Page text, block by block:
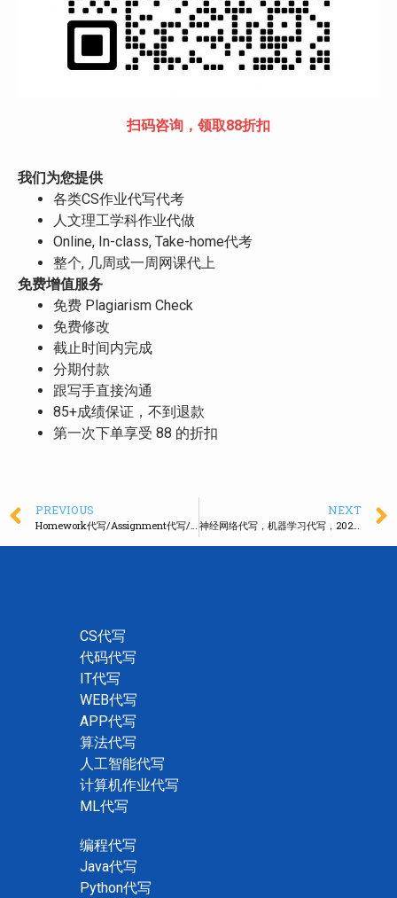
扫码咨询，领取88折扣
我们为您提供
各类CS作业代写代考
人文理工学科作业代做
Online, In-class, Take-home代考
整个, 几周或一周网课代上
免费增值服务
免费 Plagiarism Check
免费修改
截止时间内完成
分期付款
跟写手直接沟通
85+成绩保证，不到退款
第一次下单享受 88 的折扣
PREVIOUS
无时差接单
NEXT
神经网络代写，机器学习代写，2024年最优代写服务
CS代写
代码代写
IT代写
WEB代写
APP代写
算法代写
人工智能代写
计算机作业代写
ML代写
编程代写
Java代写
Python代写